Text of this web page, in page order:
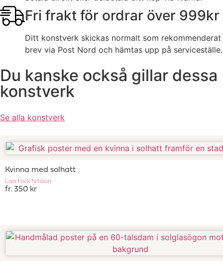
Fri frakt för ordrar över 999kr
Ditt konstverk skickas normalt som rekommenderat
brev via Post Nord och hämtas upp på serviceställe.
Du kanske också gillar dessa
konstverk
Se alla konstverk
Kvinna med solhatt
Lisa Fock Nilsson
fr. 350 kr